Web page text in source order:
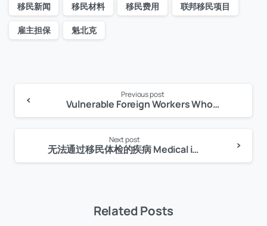
移民新闻 移民材料 移民费用 联邦移民项目
雇主担保 魁北克
Continue
Reading
Previous post
Vulnerable Foreign Workers Who Are Victims of Abuse 遭受虐待的海外劳工
Next post
无法通过移民体检的疾病 Medical inadmissibility
Related Posts